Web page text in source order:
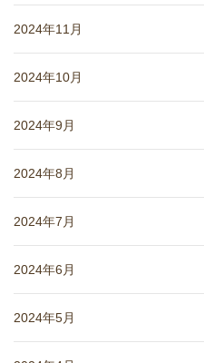
2024年11月
2024年10月
2024年9月
2024年8月
2024年7月
2024年6月
2024年5月